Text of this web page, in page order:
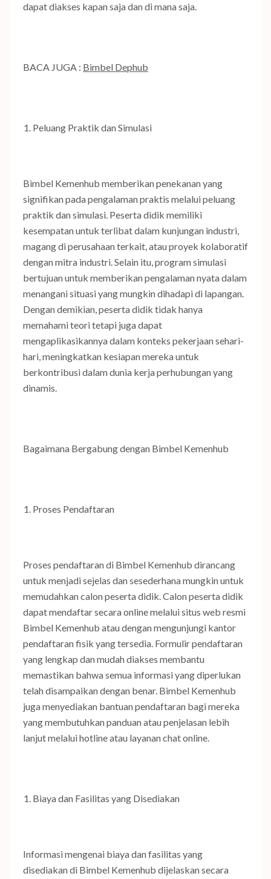
dapat diakses kapan saja dan di mana saja.
BACA JUGA : Bimbel Dephub
Peluang Praktik dan Simulasi
Bimbel Kemenhub memberikan penekanan yang
signifikan pada pengalaman praktis melalui peluang
praktik dan simulasi. Peserta didik memiliki
kesempatan untuk terlibat dalam kunjungan industri,
magang di perusahaan terkait, atau proyek kolaboratif
dengan mitra industri. Selain itu, program simulasi
bertujuan untuk memberikan pengalaman nyata dalam
menangani situasi yang mungkin dihadapi di lapangan.
Dengan demikian, peserta didik tidak hanya
memahami teori tetapi juga dapat
mengaplikasikannya dalam konteks pekerjaan sehari-
hari, meningkatkan kesiapan mereka untuk
berkontribusi dalam dunia kerja perhubungan yang
dinamis.
Bagaimana Bergabung dengan Bimbel Kemenhub
Proses Pendaftaran
Proses pendaftaran di Bimbel Kemenhub dirancang
untuk menjadi sejelas dan sesederhana mungkin untuk
memudahkan calon peserta didik. Calon peserta didik
dapat mendaftar secara online melalui situs web resmi
Bimbel Kemenhub atau dengan mengunjungi kantor
pendaftaran fisik yang tersedia. Formulir pendaftaran
yang lengkap dan mudah diakses membantu
memastikan bahwa semua informasi yang diperlukan
telah disampaikan dengan benar. Bimbel Kemenhub
juga menyediakan bantuan pendaftaran bagi mereka
yang membutuhkan panduan atau penjelasan lebih
lanjut melalui hotline atau layanan chat online.
Biaya dan Fasilitas yang Disediakan
Informasi mengenai biaya dan fasilitas yang
disediakan di Bimbel Kemenhub dijelaskan secara